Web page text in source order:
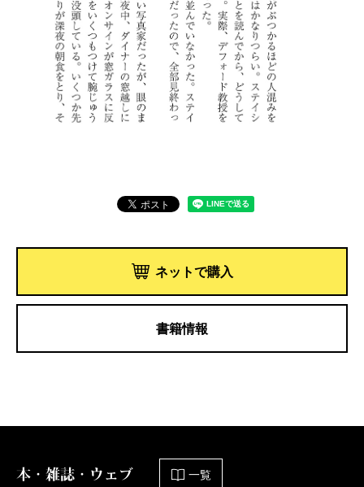
ネットで購入
書籍情報
本・雑誌・ウェブ 一覧